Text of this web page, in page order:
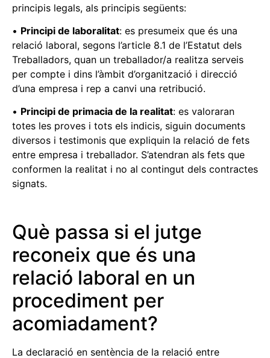
principis legals, als principis següents:
• Principi de laboralitat: es presumeix que és una
relació laboral, segons l’article 8.1 de l’Estatut dels
Treballadors, quan un treballador/a realitza serveis
per compte i dins l’àmbit d’organització i direcció
d’una empresa i rep a canvi una retribució.
• Principi de primacia de la realitat: es valoraran
totes les proves i tots els indicis, siguin documents
diversos i testimonis que expliquin la relació de fets
entre empresa i treballador. S’atendran als fets que
conformen la realitat i no al contingut dels contractes
signats.
Què passa si el jutge
reconeix que és una
relació laboral en un
procediment per
acomiadament?
La declaració en sentència de la relació entre